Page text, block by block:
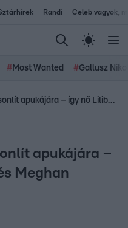
Randi Celeb vagyok,
# Most Wanted #Gallusz
Meghökkentően hasonlít apukájára – így nő Lilibet, Harry és Meghan kislánya
apukájára –
Meghan